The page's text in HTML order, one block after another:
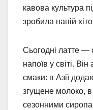
кавова культура
зробила напій
Сьогодні латте —
напоїв у світі.
смаки: в Азії
згущене молоко,
сезонними